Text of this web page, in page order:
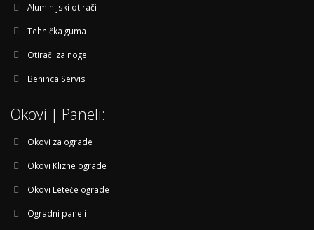
Aluminijski otirači
Tehnička guma
Otirači za noge
Beninca Servis
Okovi | Paneli:
Okovi za ograde
Okovi Klizne ograde
Okovi Leteće ograde
Ogradni paneli